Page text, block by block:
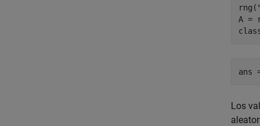
rng(
A =
ans
Los